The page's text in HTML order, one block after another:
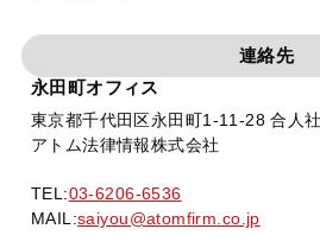
連絡先
永田町オフィス
東京都千代田区永田町1-11-28 合人
アトム法律情報株式会社
TEL:03-6206-6536
MAIL:saiyou@atomfirm.co.jp